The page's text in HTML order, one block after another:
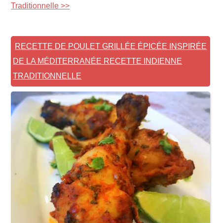
Traditionnelle >>
RECETTE DE POULET GRILLÉE ÉPICÉE INSPIRÉE
DE LA MÉDITERRANÉE RECETTE INDIENNE
TRADITIONNELLE